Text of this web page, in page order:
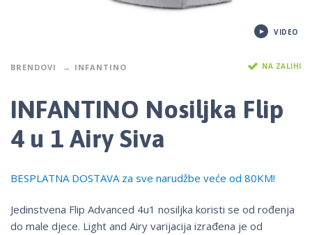
VIDEO
BRENDOVI INFANTINO NA ZALIHI
INFANTINO Nosiljka Flip
4 u 1 Airy Siva
BESPLATNA DOSTAVA za sve narudžbe veće od 80KM!
Jedinstvena Flip Advanced 4u1 nosiljka koristi se od rođenja
do male djece. Light and Airy varijacija izrađena je od